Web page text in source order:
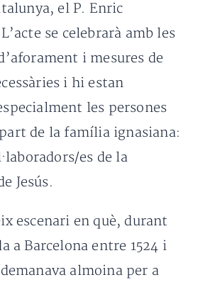
el P. Enric
se celebrarà amb les
i mesures de
i hi estan
les persones
de la família ignasiana:
es de la
Jesús.
escenari en què, durant
a Barcelona entre 1524 i
almoina per a